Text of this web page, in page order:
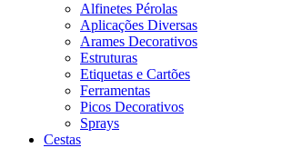
Alfinetes Pérolas
Aplicações Diversas
Arames Decorativos
Estruturas
Etiquetas e Cartões
Ferramentas
Picos Decorativos
Sprays
Cestas